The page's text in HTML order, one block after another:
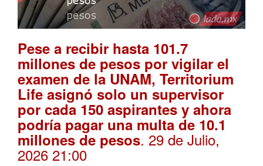
Pese a recibir hasta 101.7
millones de pesos por vigilar el
examen de la UNAM, Territorium
Life asignó solo un supervisor
por cada 150 aspirantes y ahora
podría pagar una multa de 10.1
millones de pesos. 29 de Julio,
2026 21:00